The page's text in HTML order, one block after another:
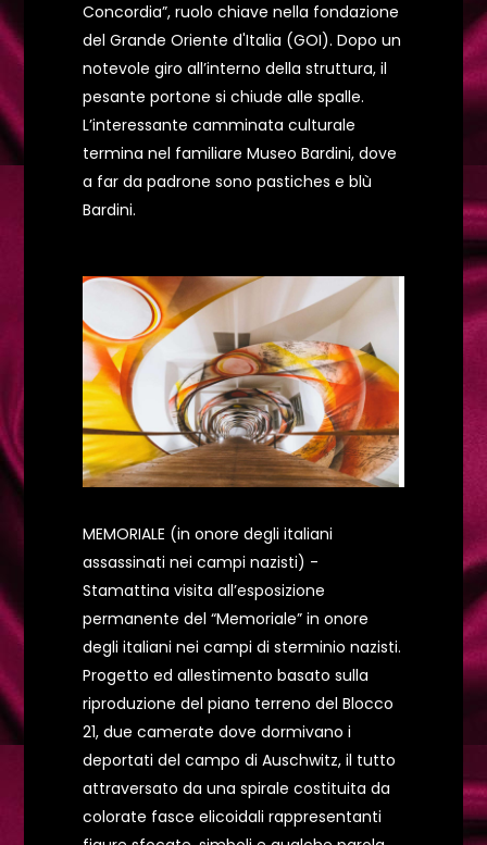
Concordia”, ruolo chiave nella fondazione
del Grande Oriente d'Italia (GOI). Dopo un
notevole giro all’interno della struttura, il
pesante portone si chiude alle spalle.
L’interessante camminata culturale
termina nel familiare Museo Bardini, dove
a far da padrone sono pastiches e blù
Bardini.
MEMORIALE (in onore degli italiani
assassinati nei campi nazisti) -
Stamattina visita all’esposizione
permanente del “Memoriale” in onore
degli italiani nei campi di sterminio nazisti.
Progetto ed allestimento basato sulla
riproduzione del piano terreno del Blocco
21, due camerate dove dormivano i
deportati del campo di Auschwitz, il tutto
attraversato da una spirale costituita da
colorate fasce elicoidali rappresentanti